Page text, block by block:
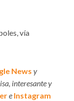
vía
News y
interesante y
e Instagram